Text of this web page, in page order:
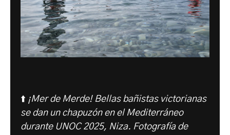
⬆️ ¡Mer de Merde! Bellas bañistas victorianas
se dan un chapuzón en el Mediterráneo
durante UNOC 2025, Niza. Fotografía de